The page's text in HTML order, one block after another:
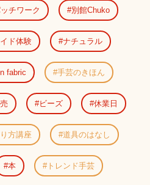
チワーク 別館Chuko
ド体験 ナチュラル
fabric 手芸のきほん
ビーズ 休業日
方講座 道具のはなし
本 トレンド手芸